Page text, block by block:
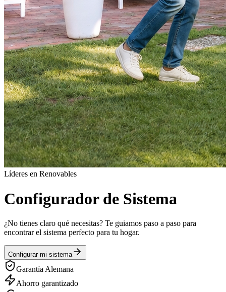
Líderes en Renovables
Configurador de Sistema
¿No tienes claro qué necesitas? Te guiamos paso a paso para
encontrar el sistema perfecto para tu hogar.
Configurar mi sistema
Garantía Alemana
Ahorro garantizado